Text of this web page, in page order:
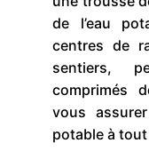
de l’eau
centres de
sentiers,
comprimés
vous
potable à